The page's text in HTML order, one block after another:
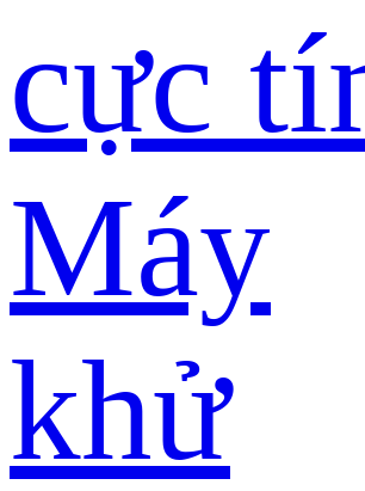
cực
Máy
khử